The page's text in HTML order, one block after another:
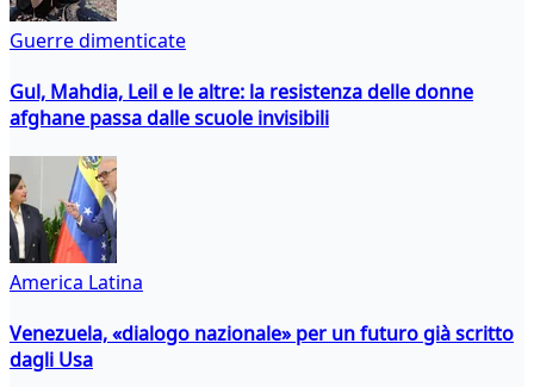
Guerre dimenticate
Gul, Mahdia, Leil e le altre: la resistenza delle donne
afghane passa dalle scuole invisibili
America Latina
Venezuela, «dialogo nazionale» per un futuro già scritto
dagli Usa